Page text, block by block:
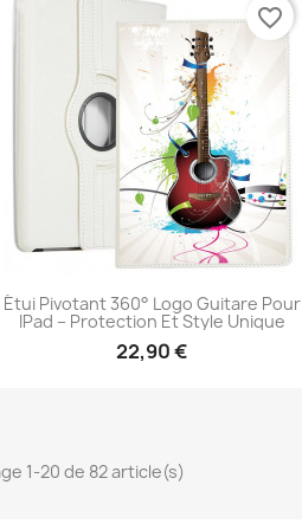
Étui Pivotant 360° Logo Guitare Pour
IPad – Protection Et Style Unique
22,90 €
favorite_border
1-20 de 82 article(s)